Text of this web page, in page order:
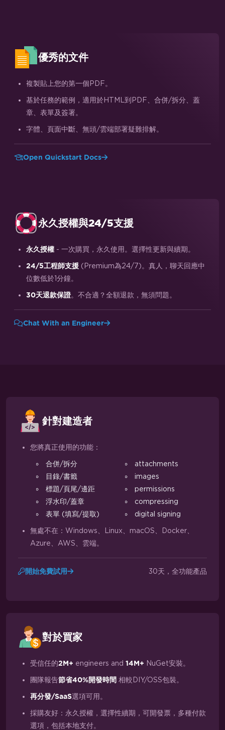
優秀的文件
複製貼上您的第一個PDF。
基於任務的範例，適用於HTML到PDF、合併/拆分、蓋
章、表單及簽署。
字體、頁面中斷、無頭/雲端部署疑難排解。
Open Quickstart Docs
永久授權與24/5支援
永久授權 - 一次購買，永久使用。選擇性更新與續期。
24/5工程師支援 (Premium為24/7)。真人，聊天回應中
位數低於1分鐘。
30天退款保證。不合適？全額退款，無須問題。
Chat With an Engineer
針對建造者
您將真正使用的功能：
合併/拆分
目錄/書籤
標題/頁尾/邊距
浮水印/蓋章
表單 (填寫/提取)
attachments
images
permissions
compressing
digital signing
無處不在：Windows、Linux、macOS、Docker、
Azure、AWS、雲端。
開始免費試用 30天，全功能產品
對於買家
受信任的2M+ engineers and 14M+ NuGet安裝。
團隊報告節省40%開發時間 相較DIY/OSS包裝。
再分發/SaaS選項可用。
採購友好：永久授權，選擇性續期，可開發票，多種付款
選項，包括本地支付。